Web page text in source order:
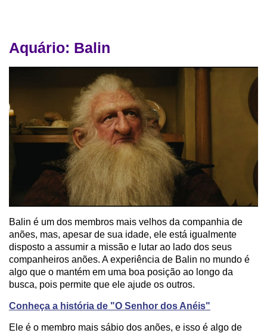
Aquário: Balin
Balin é um dos membros mais velhos da companhia de
anões, mas, apesar de sua idade, ele está igualmente
disposto a assumir a missão e lutar ao lado dos seus
companheiros anões. A experiência de Balin no mundo é
algo que o mantém em uma boa posição ao longo da
busca, pois permite que ele ajude os outros.
Conheça a história de "O Senhor dos Anéis"
Ele é o membro mais sábio dos anões, e isso é algo de